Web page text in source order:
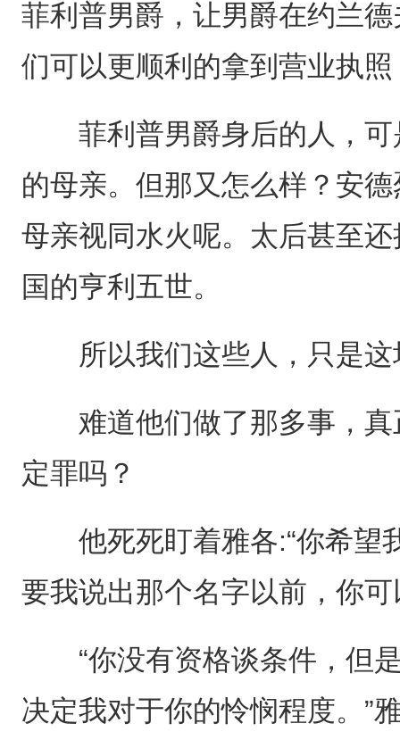
菲利普男爵，让男爵在约兰
们可以更顺利的拿到营业执
菲利普男爵身后的人，可
的母亲。但那又怎么样？安
母亲视同水火呢。太后甚至
国的亨利五世。
所以我们这些人，只是这
难道他们做了那多事，真
定罪吗？
他死死盯着雅各:“你希望
要我说出那个名字以前，你
“你没有资格谈条件，但是
决定我对于你的怜悯程度。”